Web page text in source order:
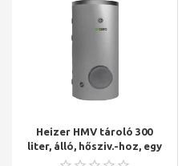
Heizer HMV tároló 300
liter, álló, hősziv.-hoz, egy
hőcs., 3,8 m2, BSH-300 R, fix